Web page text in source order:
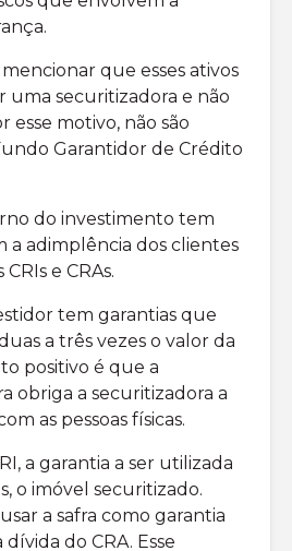
que esses ativos
uma securitizadora e não
esse motivo, não são
Garantidor de Crédito
do investimento tem
a adimplência dos clientes
e CRAs.
tem garantias que
a três vezes o valor da
positivo é que a
obriga a securitizadora a
as pessoas físicas.
a garantia a ser utilizada
o imóvel securitizado.
a safra como garantia
do CRA. Esse